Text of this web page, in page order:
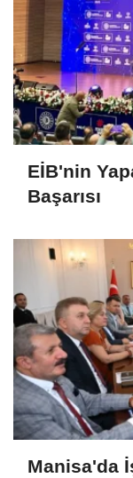
EİB'nin
Başarısı
Manisa'da